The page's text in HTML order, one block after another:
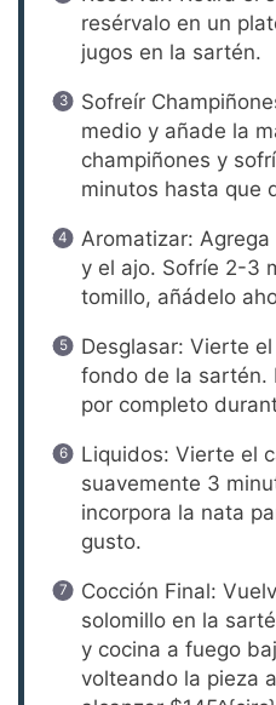
resérvalo en un
jugos en la sartén.
Sofreír
medio y añade la
champiñones y
minutos hasta que
Aromatizar:
y el ajo. Sofríe 2-3
tomillo, añádelo
Desglasar: Vierte
fondo de la sartén.
por completo
Liquidos: Vierte el
suavemente 3
incorpora la nata
gusto.
Cocción Final:
solomillo en la
y cocina a fuego
volteando la pieza